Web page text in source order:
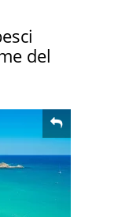
del